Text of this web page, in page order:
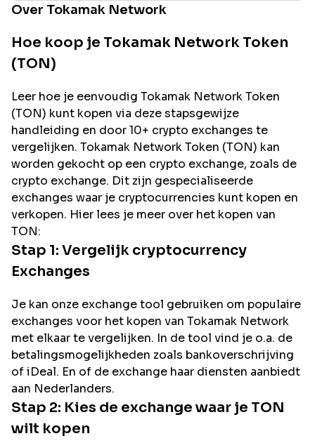
Over Tokamak Network
Hoe koop je Tokamak Network Token
(TON)
Leer hoe je eenvoudig Tokamak NetworkToken
(TON) kunt kopen via deze stapsgewijze
handleiding en door 10+ crypto exchanges te
vergelijken. Tokamak NetworkToken (TON) kan
worden gekocht op een crypto exchange, zoals de
crypto exchange. Dit zijn gespecialiseerde
exchanges waar je cryptocurrencies kunt kopen en
verkopen. Hier lees je meer over het kopen van
TON:
Stap 1: Vergelijk cryptocurrency
Exchanges
Je kan onze exchange tool gebruiken om populaire
exchanges voor het kopen van Tokamak Network
met elkaar te vergelijken. In de tool vind je o.a. de
betalingsmogelijkheden zoals bankoverschrijving
of iDeal. En of de exchange haar diensten aanbiedt
aan Nederlanders.
Stap 2: Kies de exchange waar je TON
wilt kopen